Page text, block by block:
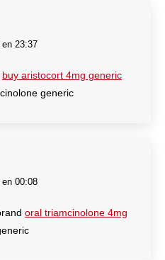
en 23:37
buy aristocort 4mg generic
generic
en 00:08
oral triamcinolone 4mg